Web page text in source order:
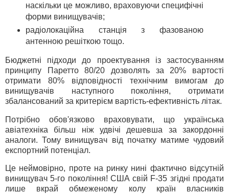
наскільки це можливо, враховуючи специфічні
форми винищувачів;
радіолокаційна станція з фазованою
антенною решіткою тощо.
Бюджетні підходи до проектування із застосуванням
принципу Паретто 80/20 дозволять за 20% вартості
отримати 80% відповідності технічним вимогам до
винищувачів наступного покоління, отримати
збалансований за критерієм вартість-ефективність літак.
Потрібно обов'язково враховувати, що українська
авіатехніка більш ніж удвічі дешевша за закордонні
аналоги. Тому винищувач від початку матиме чудовий
експортний потенціал.
Це неймовірно, проте на ринку нині фактично відсутній
винищувач 5-го покоління! США свій F-35 згідні продати
лише вкрай обмеженому колу країн власників